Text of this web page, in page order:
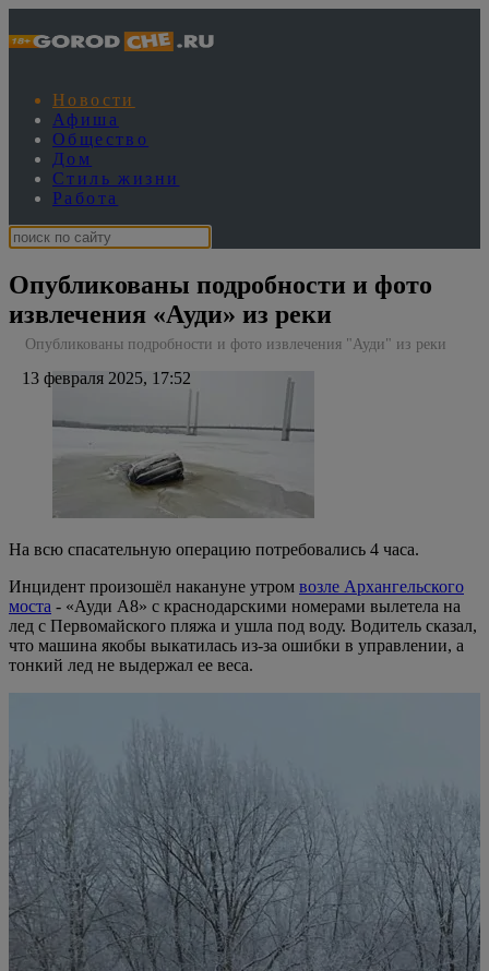
Новости
Афиша
Общество
Дом
Стиль жизни
Работа
Опубликованы подробности и фото
извлечения «Ауди» из реки
Опубликованы подробности и фото извлечения "Ауди" из реки
13 февраля 2025, 17:52
На всю спасательную операцию потребовались 4 часа.
Инцидент произошёл накануне утром возле Архангельского
моста - «Ауди А8» с краснодарскими номерами вылетела на
лед с Первомайского пляжа и ушла под воду. Водитель сказал,
что машина якобы выкатилась из-за ошибки в управлении, а
тонкий лед не выдержал ее веса.